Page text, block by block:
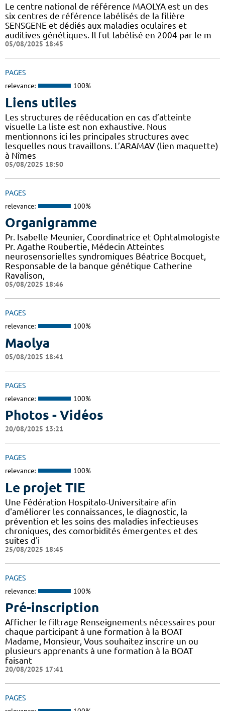
Le centre national de référence MAOLYA est un des
six centres de référence labélisés de la filière
SENSGENE et dédiés aux maladies oculaires et
auditives génétiques. Il fut labélisé en 2004 par le m
05/08/2025 18:45
PAGES
relevance: 100%
Liens utiles
Les structures de rééducation en cas d’atteinte
visuelle La liste est non exhaustive. Nous
mentionnons ici les principales structures avec
lesquelles nous travaillons. L’ARAMAV (lien maquette)
à Nîmes
05/08/2025 18:50
PAGES
relevance: 100%
Organigramme
Pr. Isabelle Meunier, Coordinatrice et Ophtalmologiste
Pr. Agathe Roubertie, Médecin Atteintes
neurosensorielles syndromiques Béatrice Bocquet,
Responsable de la banque génétique Catherine
Ravalison,
05/08/2025 18:46
PAGES
relevance: 100%
Maolya
05/08/2025 18:41
PAGES
relevance: 100%
Photos - Vidéos
20/08/2025 13:21
PAGES
relevance: 100%
Le projet TIE
Une Fédération Hospitalo-Universitaire afin
d'améliorer les connaissances, le diagnostic, la
prévention et les soins des maladies infectieuses
chroniques, des comorbidités émergentes et des
suites d'i
25/08/2025 18:45
PAGES
relevance: 100%
Pré-inscription
Afficher le filtrage Renseignements nécessaires pour
chaque participant à une formation à la BOAT
Madame, Monsieur, Vous souhaitez inscrire un ou
plusieurs apprenants à une formation à la BOAT
faisant
20/08/2025 17:41
PAGES